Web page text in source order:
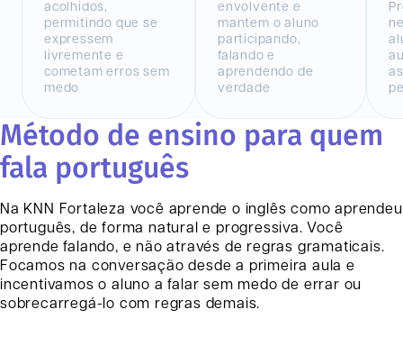
acolhidos,
permitindo que se
expressem
livremente e
cometam erros sem
medo
envolvente e
mantem o aluno
participando,
falando e
aprendendo de
verdade
Método de ensino para quem
fala português
Na KNN Fortaleza você aprende o inglês como aprendeu
português, de forma natural e progressiva. Você
aprende falando, e não através de regras gramaticais.
Focamos na conversação desde a primeira aula e
incentivamos o aluno a falar sem medo de errar ou
sobrecarregá-lo com regras demais.